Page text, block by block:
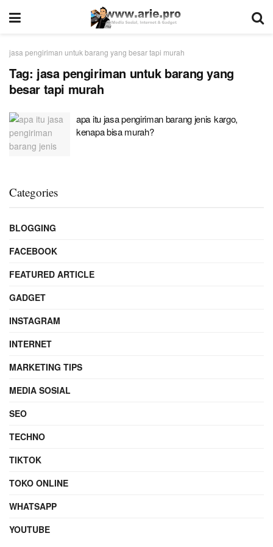
jasa pengiriman untuk barang yang besar tapi murah
Tag: jasa pengiriman untuk barang yang
besar tapi murah
apa itu jasa pengiriman barang jenis kargo,
kenapa bisa murah?
Categories
BLOGGING
FACEBOOK
FEATURED ARTICLE
GADGET
INSTAGRAM
INTERNET
MARKETING TIPS
MEDIA SOSIAL
SEO
TECHNO
TIKTOK
TOKO ONLINE
WHATSAPP
YOUTUBE